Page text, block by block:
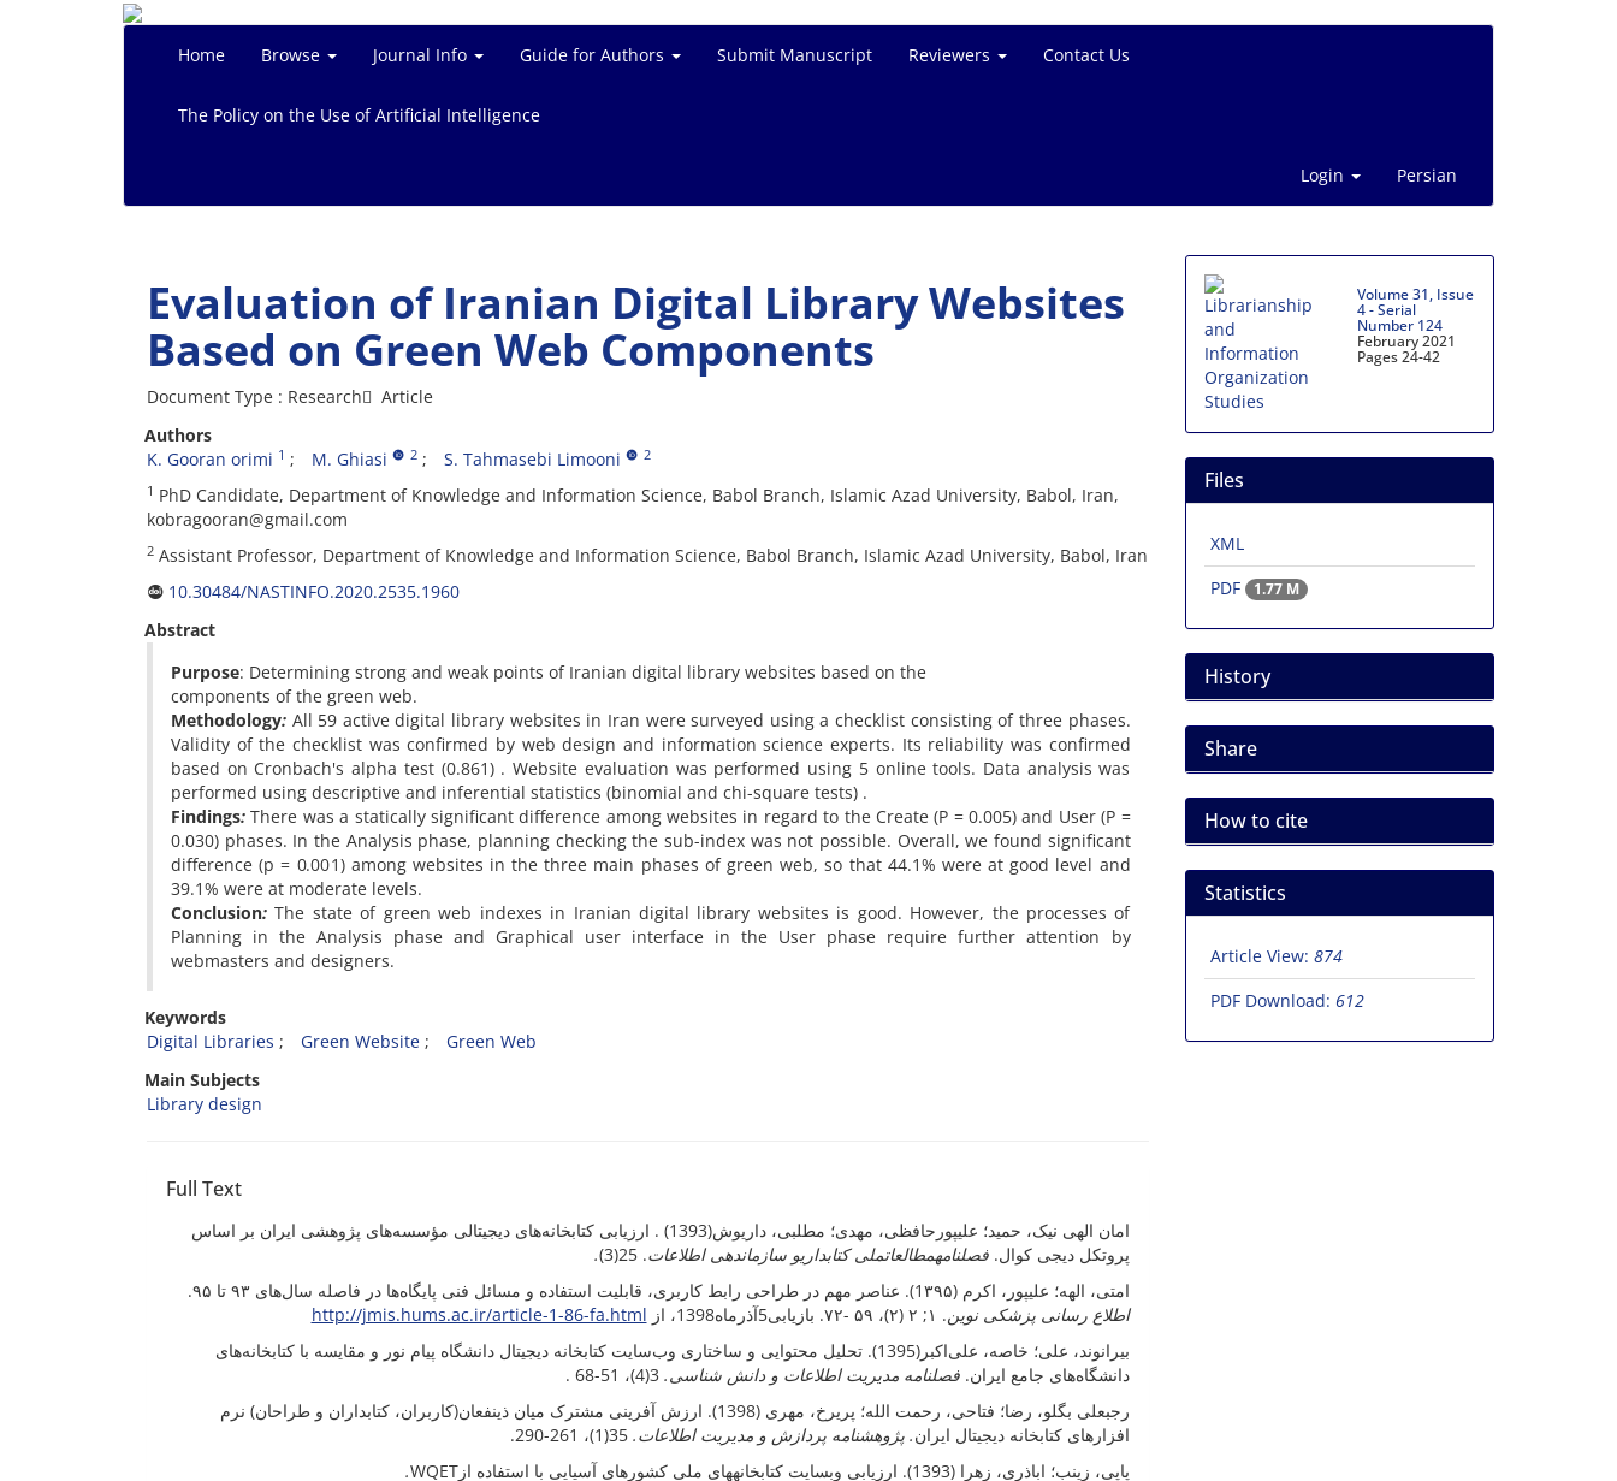
Home Browse Journal Info Guide for Authors Submit Manuscript Reviewers Contact Us
The Policy on the Use of Artificial Intelligence
Login Persian
Evaluation of Iranian Digital Library Websites
Based on Green Web Components
Document Type : Research َ Article
Authors
K. Gooran orimi 1 M. Ghiasi 2 S. Tahmasebi Limooni 2
1 PhD Candidate, Department of Knowledge and Information Science, Babol Branch, Islamic Azad University, Babol, Iran,
kobragooran@gmail.com
2 Assistant Professor, Department of Knowledge and Information Science, Babol Branch, Islamic Azad University, Babol, Iran
10.30484/NASTINFO.2020.2535.1960
Abstract
Purpose: Determining strong and weak points of Iranian digital library websites based on the
components of the green web.
Methodology: ‌‌All 59 active digital library websites in Iran‌‌‌‌ were surveyed using a checklist consisting of three phases.
Validity of the checklist was confirmed by web design and information science experts. Its reliability was confirmed
based on Cronbach's alpha test‌‌ (0.861‌‌) . Website evaluation was performed using 5 online tools. Data analysis was
performed using descriptive and inferential statistics‌‌ (binomial and chi-square tests‌‌) .
Findings: There was a statically significant difference among websites in regard to the Create‌‌ (P = 0.005‌‌)‌‌ and User‌‌ (P =
0.030‌‌)‌‌ phases. In the Analysis phase, planning checking the sub-index was not possible. Overall, we found significant
difference‌‌ (p = 0.001‌‌)‌‌ among websites in the three main phases of green web, so that 44.1% were at good level and
39.1% were at moderate levels.
Conclusion: The state of green web indexes in Iranian digital library websites is good. However, the processes of
Planning in the Analysis phase and Graphical user interface in the User phase require further attention by
webmasters and designers.
Keywords
Digital Libraries
Green Website
Green Web
Main Subjects
Library design
Full Text
امان الهی نیک، حمید؛ علیپورحافظی، مهدی؛ مطلبی، داریوش(1393) . ارزیابی کتابخانه‌های دیجیتالی مؤسسه‌های پژوهشی ایران بر اساس
پروتکل دیجی کوال.فصلنامهمطالعاتملی کتابداریو سازماندهی اطلاعات. 25(3)
.
امتی، الهه؛ علیپور، اکرم (1۳۹۵). عناصر مهم در طراحی رابط کاربری، قابلیت استفاده و مسائل فنی پایگاه‌ها در فاصله سال‌های ۹۳ تا ۹۵.
اطلاع رسانی پزشکی نوین. ۱; ۲ (۲)، ۵۹ -۷۲. بازیابی5آذرماه1398، از‌‌
http://jmis.hums.ac.ir/article-1-86-fa.html
بیرانوند، علی؛ خاصه، علی‌اکبر(1395).‌‌ تحلیل محتوایی و ساختاری وب‌سایت کتابخانه دیجیتال دانشگاه پیام نور و مقایسه با کتابخانه‌های
دانشگاه‌های جامع ایران.فصلنامه مدیریت اطلاعات و دانش شناسی. 3(4)، 51-68 .
رجبعلی بگلو، رضا؛ فتاحی، رحمت الله؛ پریرخ، مهری (1398). ارزش آفرینی مشترک میان ذینفعان(کاربران، کتابداران و طراحان) نرم
افزارهای کتابخانه دیجیتال ایران. پژوهشنامه پردازش و مدیریت اطلاعات. 35(1)، 261-290.
پاپی، زینب؛ اباذری، زهرا (1393). ارزیابی و
بسایت کتابخانههای ملی کشورهای آسیایی با استفاده ازWQET
.
Volume 31, Issue
4 - Serial
Number 124
February 2021
Pages24-42
Files
XML
PDF
1.77 M
History
Share
How to cite
Statistics
Article View: 874
PDF Download: 612